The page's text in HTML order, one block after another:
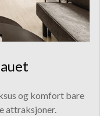
og komfort bare
attraksjoner.